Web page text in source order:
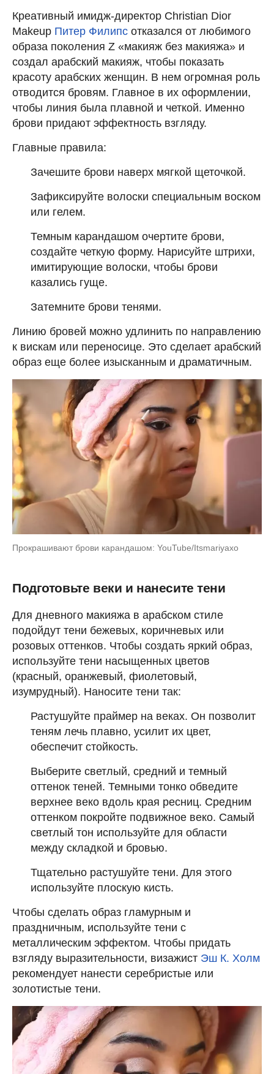
Креативный имидж-директор Christian Dior
Makeup Питер Филипс отказался от любимого
образа поколения Z «макияж без макияжа» и
создал арабский макияж, чтобы показать
красоту арабских женщин. В нем огромная роль
отводится бровям. Главное в их оформлении,
чтобы линия была плавной и четкой. Именно
брови придают эффектность взгляду.
Главные правила:
Зачешите брови наверх мягкой щеточкой.
Зафиксируйте волоски специальным воском
или гелем.
Темным карандашом очертите брови,
создайте четкую форму. Нарисуйте штрихи,
имитирующие волоски, чтобы брови
казались гуще.
Затемните брови тенями.
Линию бровей можно удлинить по направлению
к вискам или переносице. Это сделает арабский
образ еще более изысканным и драматичным.
Прокрашивают брови карандашом: YouTube/Itsmariyaxo
Подготовьте веки и нанесите тени
Для дневного макияжа в арабском стиле
подойдут тени бежевых, коричневых или
розовых оттенков. Чтобы создать яркий образ,
используйте тени насыщенных цветов
(красный, оранжевый, фиолетовый,
изумрудный). Наносите тени так:
Растушуйте праймер на веках. Он позволит
теням лечь плавно, усилит их цвет,
обеспечит стойкость.
Выберите светлый, средний и темный
оттенок теней. Темными тонко обведите
верхнее веко вдоль края ресниц. Средним
оттенком покройте подвижное веко. Самый
светлый тон используйте для области
между складкой и бровью.
Тщательно растушуйте тени. Для этого
используйте плоскую кисть.
Чтобы сделать образ гламурным и
праздничным, используйте тени с
металлическим эффектом. Чтобы придать
взгляду выразительности, визажист Эш К. Холм
рекомендует нанести серебристые или
золотистые тени.